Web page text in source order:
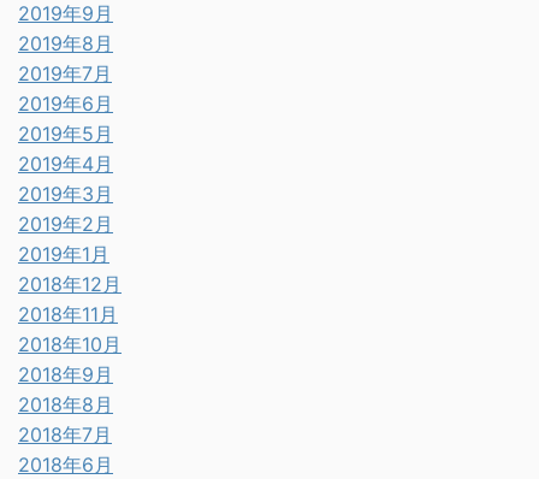
2019年9月
2019年8月
2019年7月
2019年6月
2019年5月
2019年4月
2019年3月
2019年2月
2019年1月
2018年12月
2018年11月
2018年10月
2018年9月
2018年8月
2018年7月
2018年6月